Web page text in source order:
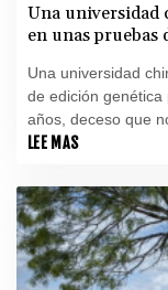
Una universidad
en unas pruebas
Una universidad
de edición
años, deceso que
afirmó el centro
LEE MAS